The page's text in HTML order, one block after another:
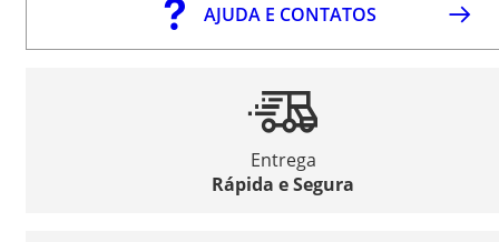
AJUDA E CONTATOS
Entrega
Rápida e Segura